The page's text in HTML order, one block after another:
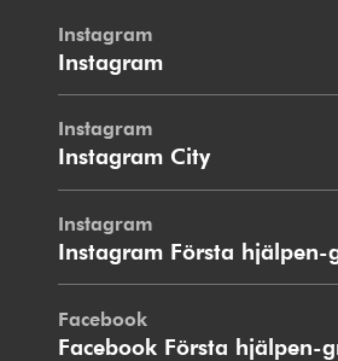
Instagram
Instagram
Instagram
Instagram City
Instagram
Instagram Första hjälpen-
Facebook
Facebook Första hjälpen-